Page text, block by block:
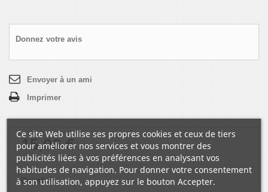
Donnez votre avis
Envoyer à un ami
Imprimer
15,00 €
Quantité
Ce site Web utilise ses propres cookies et ceux de tiers
pour améliorer nos services et vous montrer des
publicités liées à vos préférences en analysant vos
habitudes de navigation. Pour donner votre consentement
à son utilisation, appuyez sur le bouton Accepter.